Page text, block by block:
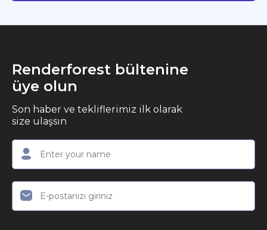
Renderforest bültenine
üye olun
Son haber ve tekliflerimiz ilk olarak
size ulaşsın